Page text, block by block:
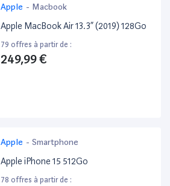
Apple - Macbook
Apple MacBook Air 13.3” (2019) 128Go
79 offres à partir de :
249,99 €
Apple - Smartphone
Apple iPhone 15 512Go
78 offres à partir de :